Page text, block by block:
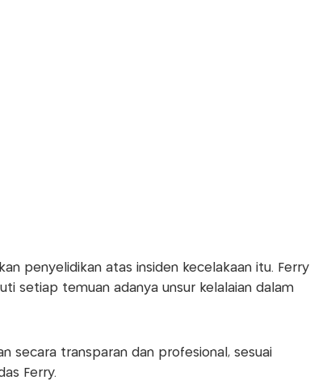
penyelidikan atas insiden kecelakaan itu. Ferry
setiap temuan adanya unsur kelalaian dalam
secara transparan dan profesional, sesuai
Ferry.